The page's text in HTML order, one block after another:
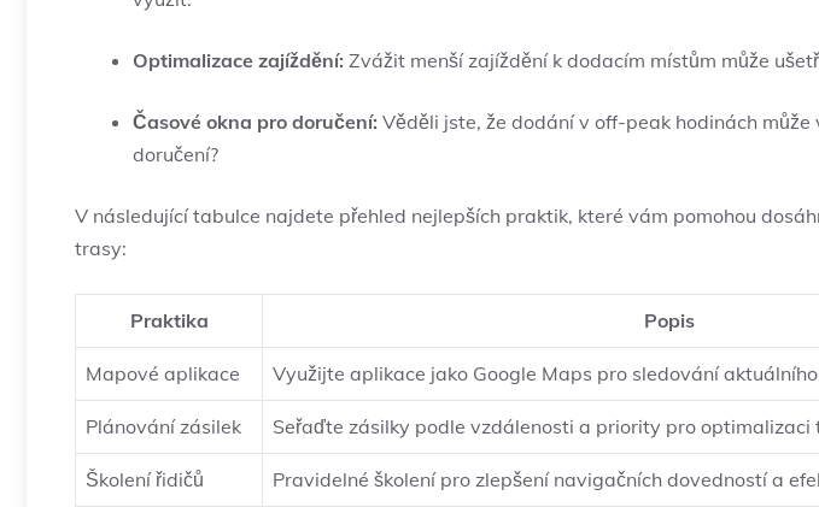
Optimalizace zajíždění: Zvážit menší zajíždění k dodacím místům může
Časové okna pro doručení: Věděli jste, že dodání v off-peak hodinách
doručení?
V následující tabulce najdete přehled nejlepších praktik, které vám pomohou
trasy:
Praktika Popis
Mapové aplikace Využijte aplikace jako Google Maps pro sledování
Plánování zásilek Seřaďte zásilky podle vzdálenosti a priority pro optimalizaci
Školení řidičů Pravidelné školení pro zlepšení navigačních dovedností a